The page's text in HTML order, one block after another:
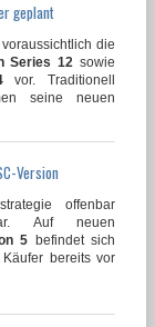
geplant
die
Series 12 sowie
vor. Traditionell
seine neuen
Version
offenbar
Auf neuen
5 befindet sich
bereits vor